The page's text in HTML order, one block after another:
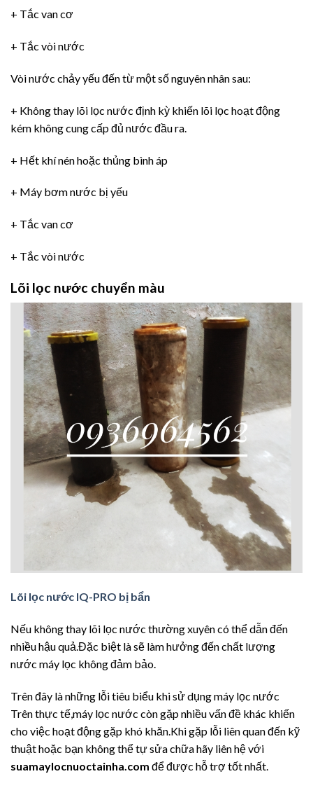
+ Tắc van cơ
+ Tắc vòi nước
Vòi nước chảy yếu đến từ một số nguyên nhân sau:
+ Không thay lõi lọc nước định kỳ khiến lõi lọc hoạt động
kém không cung cấp đủ nước đầu ra.
+ Hết khí nén hoặc thủng bình áp
+ Máy bơm nước bị yếu
+ Tắc van cơ
+ Tắc vòi nước
Lõi lọc nước chuyển màu
Lõi lọc nước IQ-PRO bị bẩn
Nếu không thay lõi lọc nước thường xuyên có thể dẫn đến
nhiều hậu quả.Đặc biệt là sẽ làm hưởng đến chất lượng
nước máy lọc không đảm bảo.
Trên đây là những lỗi tiêu biểu khi sử dụng máy lọc nước
Trên thực tế,máy lọc nước còn gặp nhiều vấn đề khác khiến
cho việc hoạt động gặp khó khăn.Khi gặp lỗi liên quan đến kỹ
thuật hoặc bạn không thể tự sửa chữa hãy liên hệ với
suamaylocnuoctainha.com để được hỗ trợ tốt nhất.